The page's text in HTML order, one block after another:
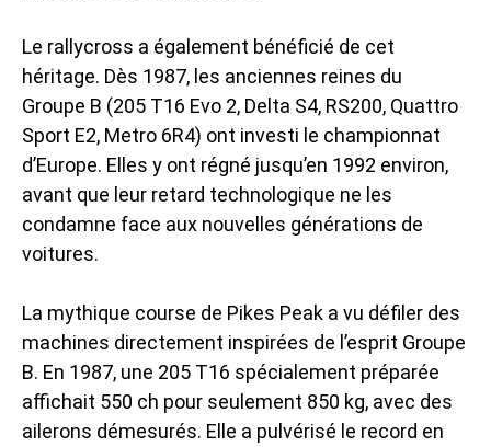
Le rallycross a également bénéficié de cet
héritage. Dès 1987, les anciennes reines du
Groupe B (205 T16 Evo 2, Delta S4, RS200, Quattro
Sport E2, Metro 6R4) ont investi le championnat
d’Europe. Elles y ont régné jusqu’en 1992 environ,
avant que leur retard technologique ne les
condamne face aux nouvelles générations de
voitures.
La mythique course de Pikes Peak a vu défiler des
machines directement inspirées de l’esprit Groupe
B. En 1987, une 205 T16 spécialement préparée
affichait 550 ch pour seulement 850 kg, avec des
ailerons démesurés. Elle a pulvérisé le record en